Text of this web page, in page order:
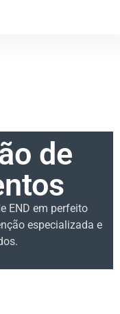
de
END em perfeito
especializada e